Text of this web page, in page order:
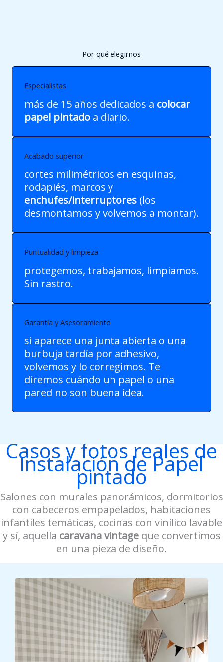
Por qué elegirnos
Especialistas
más de 15 años dedicados a colocar
papel pintado a diario.
Acabado superior
cortes milimétricos en esquinas,
rodapiés, marcos y
enchufes/interruptores (los
desmontamos y volvemos a montar).
Puntualidad y limpieza
protegemos, trabajamos, limpiamos.
Sin rastro.
Garantía y Asesoramiento
si aparece una junta abierta o una
burbuja tardía por adhesivo,
volvemos y lo corregimos. Te
diremos cuándo un papel o una
pared no son buena idea.
Casos y fotos reales de
Instalación de Papel
pintado
Salones con murales panorámicos, dormitorios
con cabeceros empapelados, habitaciones
infantiles temáticas, cocinas con vinílico lavable
y sí, aquella caravana vintageque convertimos
en una pieza de diseño.